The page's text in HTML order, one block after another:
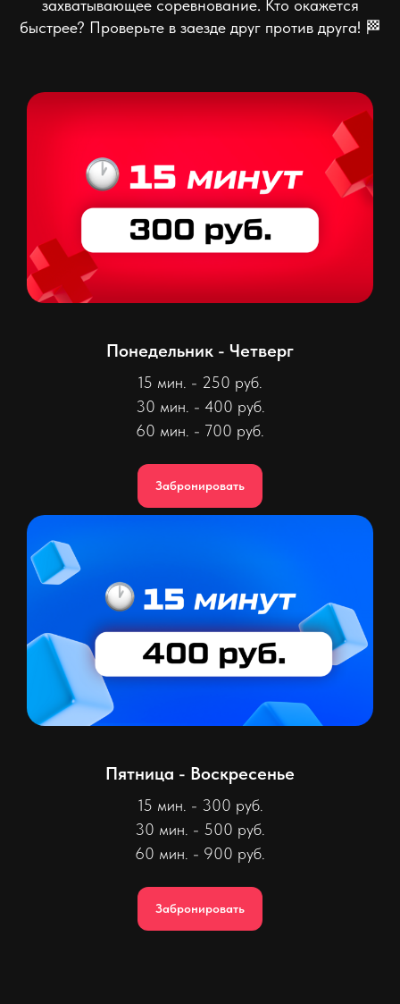
захватывающее соревнование. Кто окажется
быстрее? Проверьте в заезде друг против друга! 🏁
Понедельник - Четверг
15 мин. - 250 руб.
30 мин. - 400 руб.
60 мин. - 700 руб.
Забронировать
Пятница - Воскресенье
15 мин. - 300 руб.
30 мин. - 500 руб.
60 мин. - 900 руб.
Забронировать